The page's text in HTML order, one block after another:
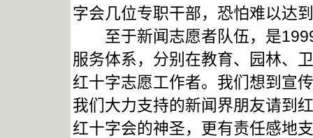
字会几位专职干部，恐怕难以达
至于新闻志愿者队伍，是1999
服务体系，分别在教育、园林、
红十字志愿工作者。我们想到宣
我们大力支持的新闻界朋友请到
红十字会的神圣，更有责任感地